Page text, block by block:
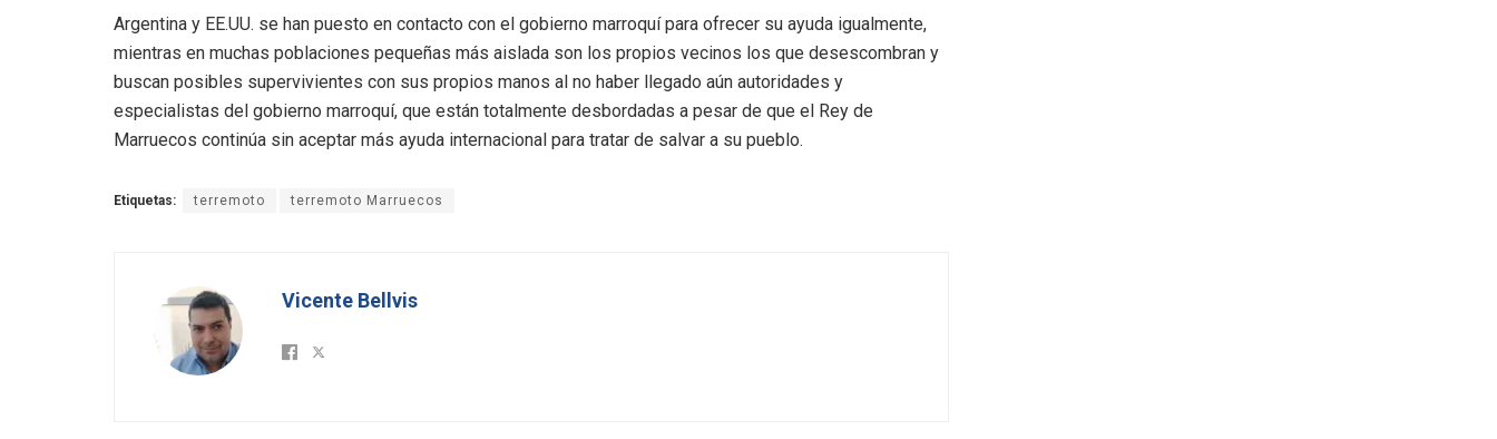
Argentina y EE.UU. se han puesto en contacto con el gobierno marroquí para ofrecer su ayuda igualmente,
mientras en muchas poblaciones pequeñas más aislada son los propios vecinos los que desescombran y
buscan posibles supervivientes con sus propios manos al no haber llegado aún autoridades y
especialistas del gobierno marroquí, que están totalmente desbordadas a pesar de que el Rey de
Marruecos continúa sin aceptar más ayuda internacional para tratar de salvar a su pueblo.
Etiquetas: terremoto terremoto Marruecos
Vicente Bellvis